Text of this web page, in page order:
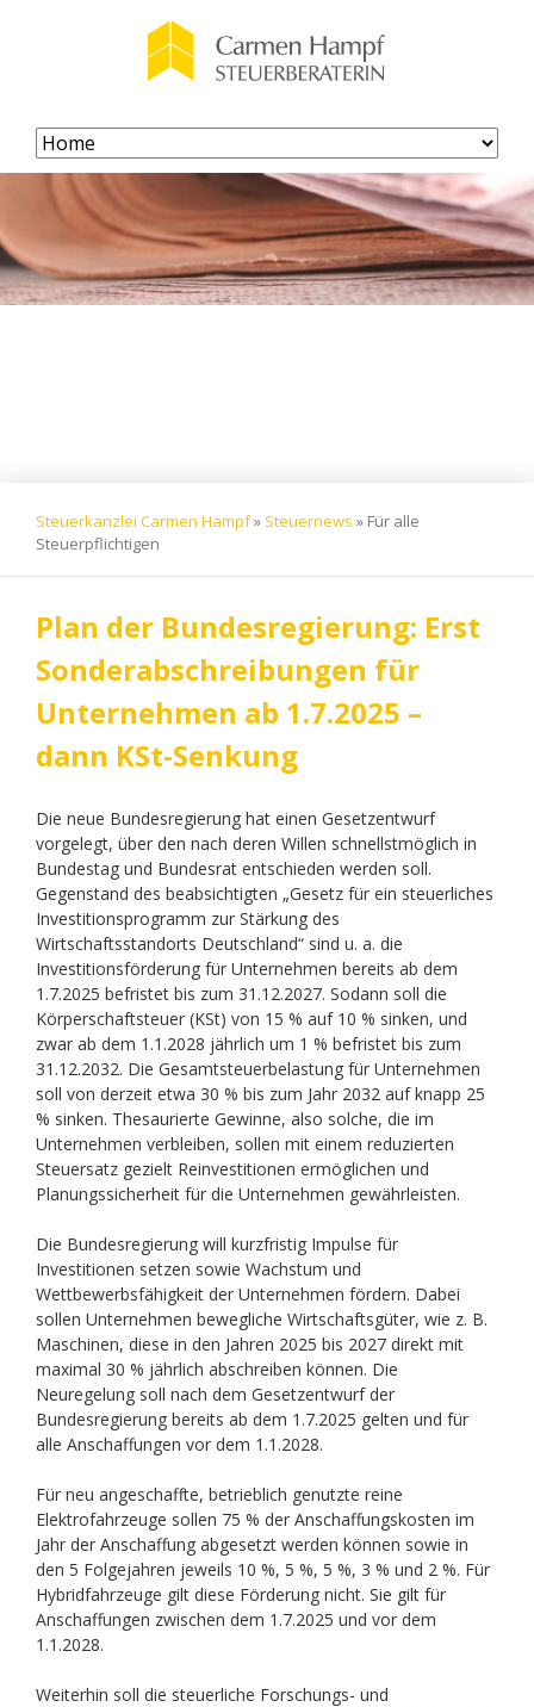
Navigation
überspringen
Steuerkanzlei Carmen Hampf» Steuernews » Für alle
Steuerpflichtigen
Plan der Bundesregierung: Erst
Sonderabschreibungen für
Unternehmen ab 1.7.2025 –
dann KSt-Senkung
Die neue Bundesregierung hat einen Gesetzentwurf
vorgelegt, über den nach deren Willen schnellstmöglich in
Bundestag und Bundesrat entschieden werden soll.
Gegenstand des beabsichtigten „Gesetz für ein steuerliches
Investitionsprogramm zur Stärkung des
Wirtschaftsstandorts Deutschland“ sind u. a. die
Investitionsförderung für Unternehmen bereits ab dem
1.7.2025 befristet bis zum 31.12.2027. Sodann soll die
Körperschaftsteuer (KSt) von 15 % auf 10 % sinken, und
zwar ab dem 1.1.2028 jährlich um 1 % befristet bis zum
31.12.2032. Die Gesamtsteuerbelastung für Unternehmen
soll von derzeit etwa 30 % bis zum Jahr 2032 auf knapp 25
% sinken. Thesaurierte Gewinne, also solche, die im
Unternehmen verbleiben, sollen mit einem reduzierten
Steuersatz gezielt Reinvestitionen ermöglichen und
Planungssicherheit für die Unternehmen gewährleisten.
Die Bundesregierung will kurzfristig Impulse für
Investitionen setzen sowie Wachstum und
Wettbewerbsfähigkeit der Unternehmen fördern. Dabei
sollen Unternehmen bewegliche Wirtschaftsgüter, wie z. B.
Maschinen, diese in den Jahren 2025 bis 2027 direkt mit
maximal 30 % jährlich abschreiben können. Die
Neuregelung soll nach dem Gesetzentwurf der
Bundesregierung bereits ab dem 1.7.2025 gelten und für
alle Anschaffungen vor dem 1.1.2028.
Für neu angeschaffte, betrieblich genutzte reine
Elektrofahrzeuge sollen 75 % der Anschaffungskosten im
Jahr der Anschaffung abgesetzt werden können sowie in
den 5 Folgejahren jeweils 10 %, 5 %, 5 %, 3 % und 2 %. Für
Hybridfahrzeuge gilt diese Förderung nicht. Sie gilt für
Anschaffungen zwischen dem 1.7.2025 und vor dem
1.1.2028.
Weiterhin soll die steuerliche Forschungs- und